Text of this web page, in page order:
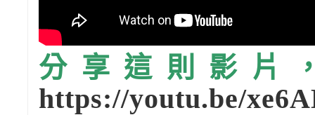
分享這則影片
https://youtu.be/